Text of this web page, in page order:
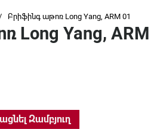
/ Բրիֆինգ աթոռ Long Yang, ARM 01
Long Yang, ARM
ARM 01 quantity
Զամբյուղ